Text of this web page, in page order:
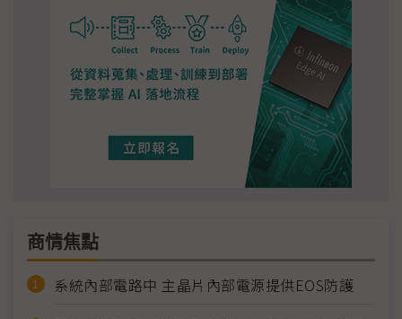
商情焦點
系統內部電路中 主晶片內部電源提供EOS防護